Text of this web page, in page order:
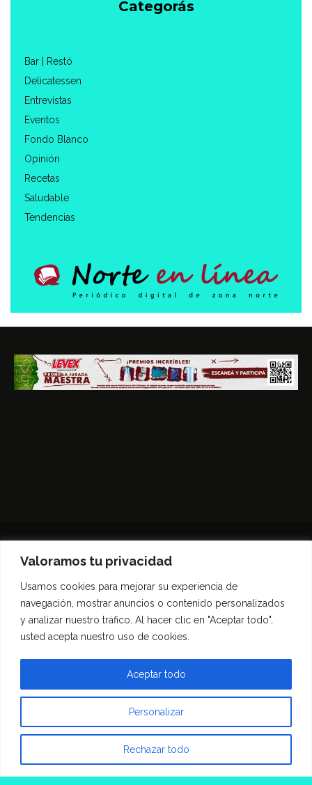
Valoramos tu privacidad
Usamos cookies para mejorar su experiencia de
navegación, mostrar anuncios o contenido personalizados
y analizar nuestro tráfico. Al hacer clic en "Aceptar todo",
usted acepta nuestro uso de cookies.
Personalizar
Rechazar todo
Aceptar todo
Categorás
Bar | Restó
Delicatessen
Entrevistas
Eventos
Fondo Blanco
Opinión
Recetas
Saludable
Tendencias
Inicio Entrevistas
Guía Gastronómica
Contacto
Todos los derechos reservados Morfar.ar